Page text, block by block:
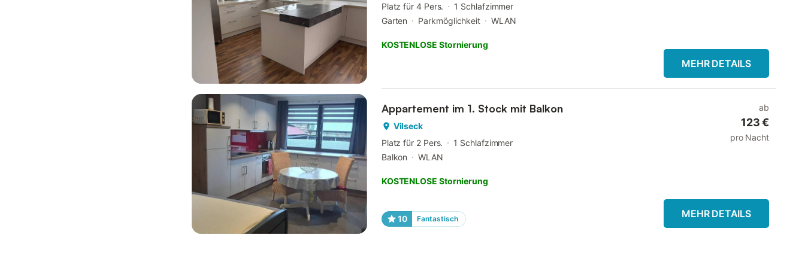
Platz für 4 Pers.
1 Schlafzimmer
Garten
Parkmöglichkeit WLAN
KOSTENLOSE Stornierung
MEHR DETAILS
Appartement im 1. Stock mit Balkon
Vilseck
Platz für 2 Pers.
1 Schlafzimmer
Balkon
WLAN
KOSTENLOSE Stornierung
10 Fantastisch
ab
123 €
pro Nacht
MEHR DETAILS